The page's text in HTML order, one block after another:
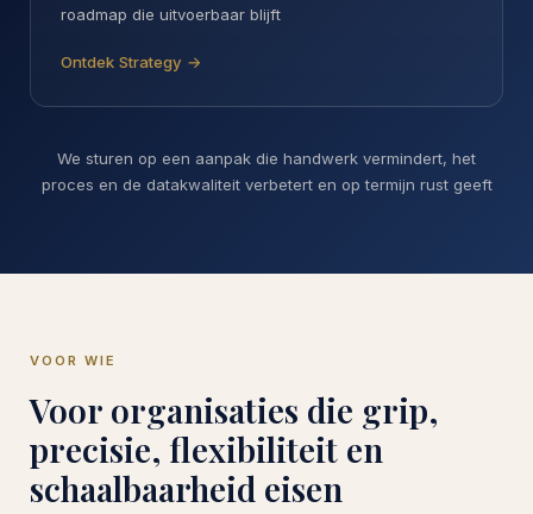
roadmap die uitvoerbaar blijft
Ontdek Strategy →
We sturen op een aanpak die handwerk vermindert, het
proces en de datakwaliteit verbetert en op termijn rust geeft
VOOR WIE
Voor organisaties die grip,
precisie, flexibiliteit en
schaalbaarheid eisen